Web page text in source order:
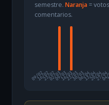
semestre. Naranja=
comentarios.
09/02
16/0223/0202/0309/0316/0323/0330/0306/0413/0420/0427/04